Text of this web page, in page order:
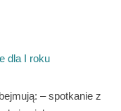
dla I roku
– spotkanie z